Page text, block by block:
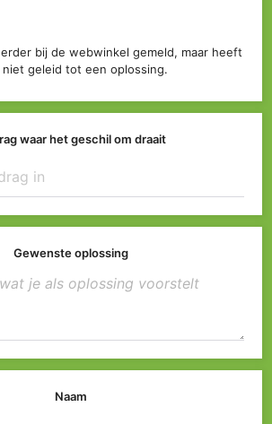
bij de webwinkel gemeld, maar heeft
geleid tot een oplossing.
waar het geschil om draait
Gewenste oplossing
Naam